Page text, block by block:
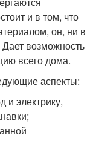
и в том, что
он, ни в
возможность
всего дома.
аспекты:
и электрику,